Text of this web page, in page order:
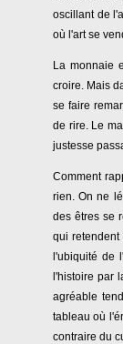
oscillant de
où l'art se
La monnaie
croire. Mais
se faire
de rire. Le
justesse
Comment
rien. On ne
des êtres se
qui
l'ubiquité de
l'histoire par
agréable
tableau où
contraire du